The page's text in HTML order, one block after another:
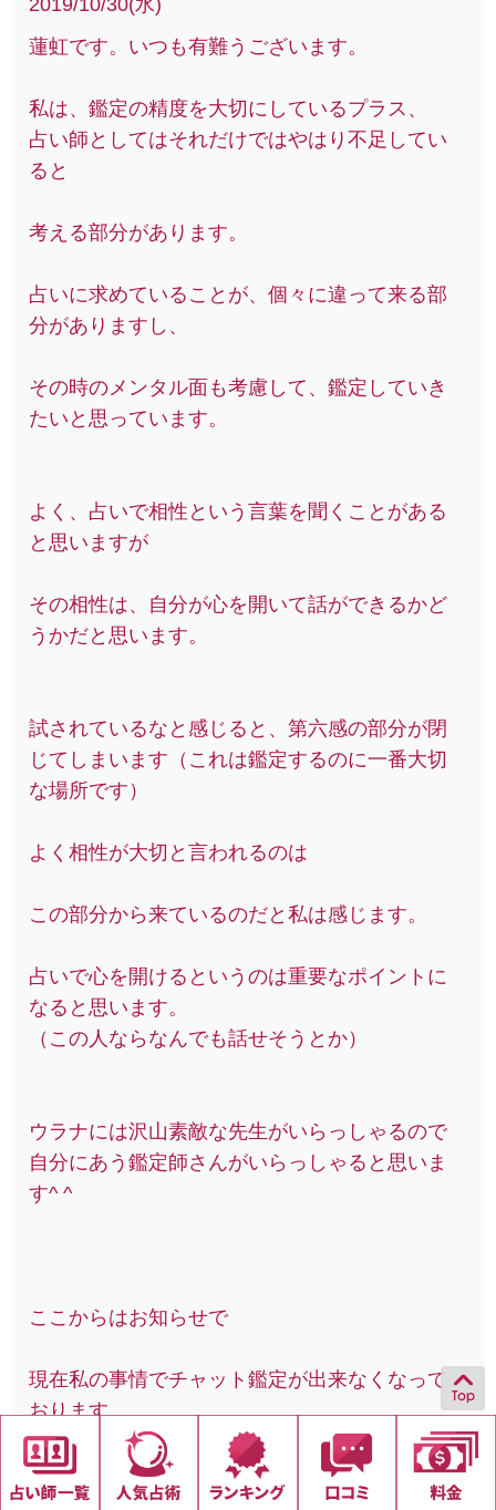
蓮虹です。いつも有難うございます。
私は、鑑定の精度を大切にしているプラス、
占い師としてはそれだけではやはり不足してい
ると
考える部分があります。
占いに求めていることが、個々に違って来る部
分がありますし、
その時のメンタル面も考慮して、鑑定していき
たいと思っています。
よく、占いで相性という言葉を聞くことがある
と思いますが
その相性は、自分が心を開いて話ができるかど
うかだと思います。
試されているなと感じると、第六感の部分が閉
じてしまいます（これは鑑定するのに一番大切
な場所です）
よく相性が大切と言われるのは
この部分から来ているのだと私は感じます。
占いで心を開けるというのは重要なポイントに
なると思います。
（この人ならなんでも話せそうとか）
ウラナには沢山素敵な先生がいらっしゃるので
自分にあう鑑定師さんがいらっしゃると思いま
す^ ^
ここからはお知らせで
現在私の事情でチャット鑑定が出来なくなって
おります
メール鑑定は随時受け付けておりますし、